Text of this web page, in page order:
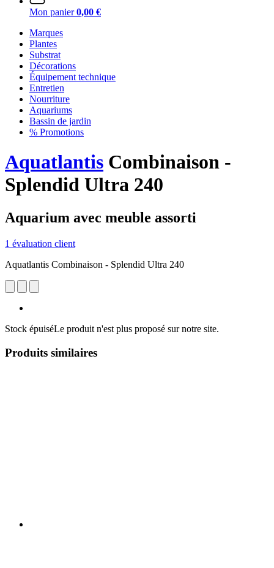
Mon panier 0,00 €
Marques
Plantes
Substrat
Décorations
Équipement technique
Entretien
Nourriture
Aquariums
Bassin de jardin
% Promotions
Aquatlantis Combinaison -
Splendid Ultra 240
Aquarium avec meuble assorti
1 évaluation client
Aquatlantis Combinaison - Splendid Ultra 240
Stock épuiséLe produit n'est plus proposé sur notre site.
Produits similaires